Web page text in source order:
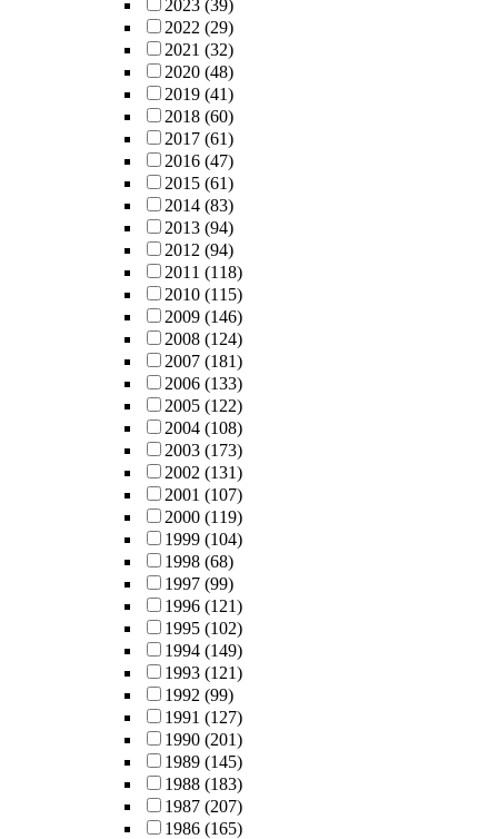
2023 (39)
2022 (29)
2021 (32)
2020 (48)
2019 (41)
2018 (60)
2017 (61)
2016 (47)
2015 (61)
2014 (83)
2013 (94)
2012 (94)
2011 (118)
2010 (115)
2009 (146)
2008 (124)
2007 (181)
2006 (133)
2005 (122)
2004 (108)
2003 (173)
2002 (131)
2001 (107)
2000 (119)
1999 (104)
1998 (68)
1997 (99)
1996 (121)
1995 (102)
1994 (149)
1993 (121)
1992 (99)
1991 (127)
1990 (201)
1989 (145)
1988 (183)
1987 (207)
1986 (165)